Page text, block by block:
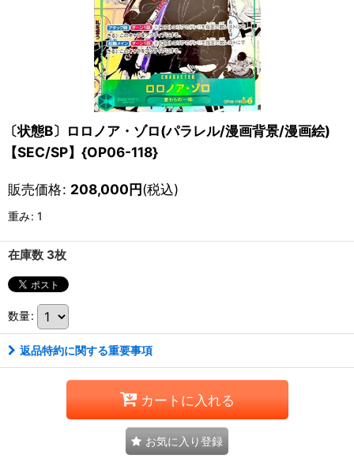
〔状態B〕ロロノア・ゾロ(パラレル/漫画背景/漫画絵)
【SEC/SP】{OP06-118}
販売価格: 208,000円(税込)
重み: 1
在庫数 3枚
数量:
返品特約に関する重要事項
カートに入れる
お気に入り登録